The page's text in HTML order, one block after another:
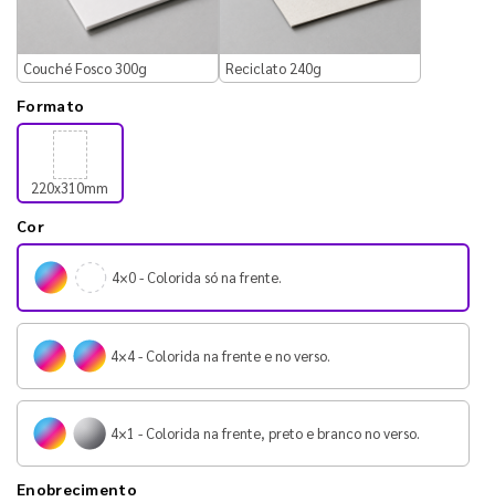
Couché Fosco 300g Reciclato 240g
Formato
220x310mm
Cor
4×0 - Colorida só na frente.
4×4 - Colorida na frente e no verso.
4×1 - Colorida na frente, preto e branco no verso.
Enobrecimento